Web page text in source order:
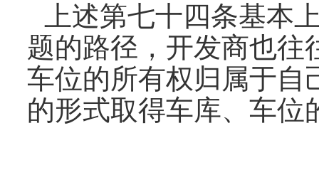
上述第七十四条基本
题的路径，开发商也往
车位的所有权归属于自
的形式取得车库、车位